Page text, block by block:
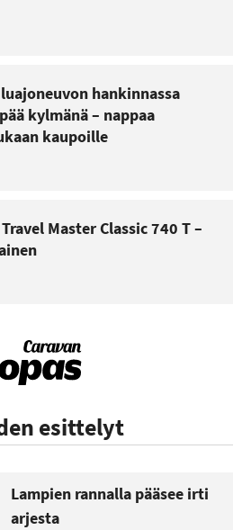
hankinnassa
kylmänä – nappaa
kaupoille
Master Classic 740 T –
esittelyt
Lampien rannalla pääsee irti
arjesta